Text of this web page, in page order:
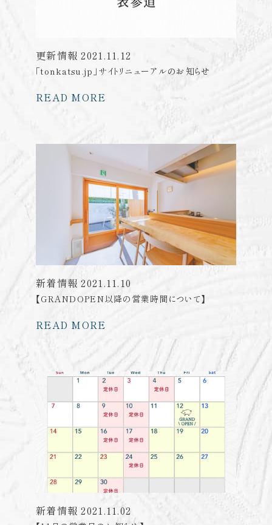
更新情報 2021.11.12
「tonkatsu.jp」サイトリニューアルのお知らせ
READ MORE
新着情報 2021.11.10
【GRANDOPEN以降の営業時間について】
READ MORE
新着情報 2021.11.02